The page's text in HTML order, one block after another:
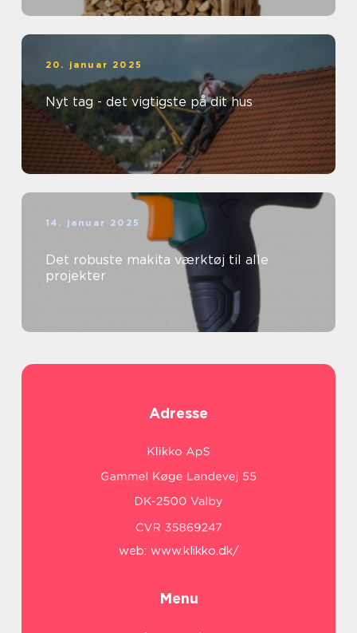
20. januar 2025
Nyt tag - det vigtigste på dit hus
14. januar 2025
Det robuste makita værktøj til alle
projekter
Adresse
web: www.klikko.dk/
Menu